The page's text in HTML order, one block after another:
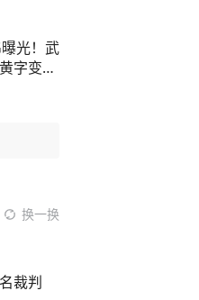
光！武
字变
换一换
裁判